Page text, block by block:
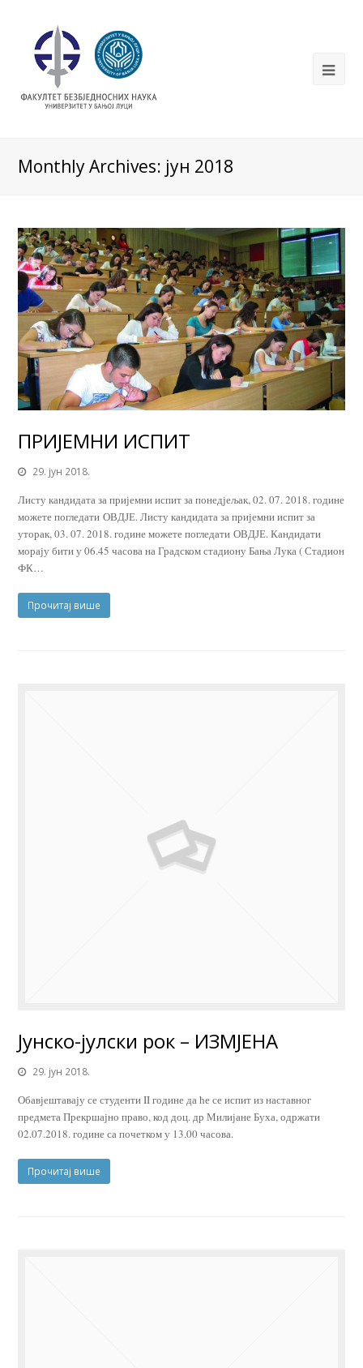
Monthly Archives: јун 2018
ПРИЈЕМНИ ИСПИТ
29. јун 2018.
Листу кандидата за пријемни испит за понедјељак, 02. 07. 2018. године
можете погледати ОВДЈЕ. Листу кандидата за пријемни испит за
уторак, 03. 07. 2018. године можете погледати ОВДЈЕ. Кандидати
морају бити у 06.45 часова на Градском стадиону Бања Лука ( Стадион
ФК…
Прочитај више
Јунско-јулски рок – ИЗМЈЕНА
29. јун 2018.
Обавјештавају се студенти II године да ће се испит из наставног
предмета Прекршајно право, код доц. др Милијане Буха, одржати
02.07.2018. године са почетком у 13.00 часова.
Прочитај више